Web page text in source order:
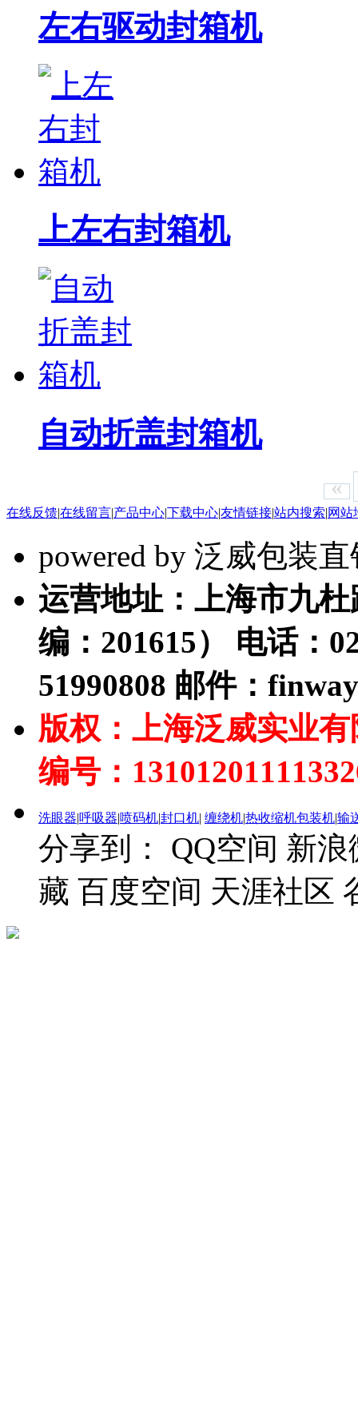
左右驱动封箱机
上左右封箱机
自动折盖封箱机
«
在线反馈|在线留言|产品中心|下载中心|友情链接|站内搜索|网站
powered by 泛威包装
运营地址：上海市九
编：201615） 电话：
51990808 邮件：
版权：上海泛威实业
编号：
洗眼器|呼吸器|喷码机|封口机| 缠绕机|热收缩机包装机|输
分享到： QQ空间 新浪
藏 百度空间 天涯社区